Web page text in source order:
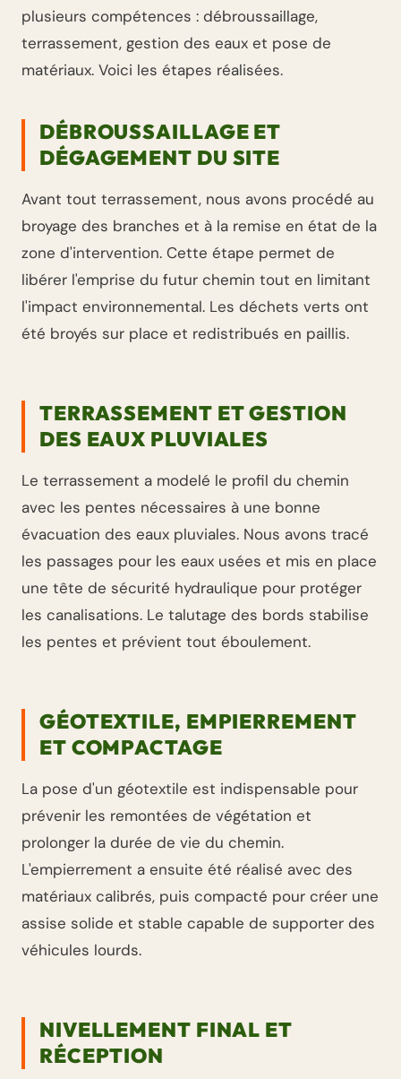
plusieurs compétences : débroussaillage,
terrassement, gestion des eaux et pose de
matériaux. Voici les étapes réalisées.
DÉBROUSSAILLAGE ET
DÉGAGEMENT DU SITE
Avant tout terrassement, nous avons procédé au
broyage des branches et à la remise en état de la
zone d'intervention. Cette étape permet de
libérer l'emprise du futur chemin tout en limitant
l'impact environnemental. Les déchets verts ont
été broyés sur place et redistribués en paillis.
TERRASSEMENT ET GESTION
DES EAUX PLUVIALES
Le terrassement a modelé le profil du chemin
avec les pentes nécessaires à une bonne
évacuation des eaux pluviales. Nous avons tracé
les passages pour les eaux usées et mis en place
une tête de sécurité hydraulique pour protéger
les canalisations. Le talutage des bords stabilise
les pentes et prévient tout éboulement.
GÉOTEXTILE, EMPIERREMENT
ET COMPACTAGE
La pose d'un géotextile est indispensable pour
prévenir les remontées de végétation et
prolonger la durée de vie du chemin.
L'empierrement a ensuite été réalisé avec des
matériaux calibrés, puis compacté pour créer une
assise solide et stable capable de supporter des
véhicules lourds.
NIVELLEMENT FINAL ET
RÉCEPTION